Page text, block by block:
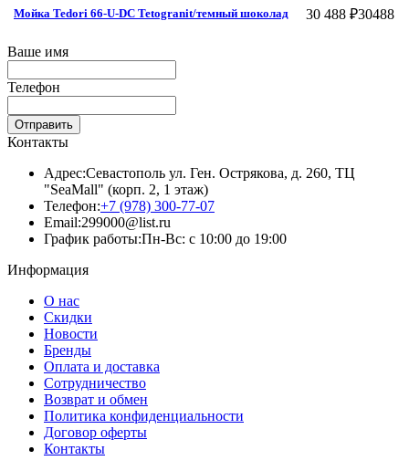
Мойка Tedori 66-U-DC Tetogranit/темный шоколад 30 488 ₽30488
Ваше имя
Телефон
Отправить
Контакты
Адрес:Севастополь ул. Ген. Острякова, д. 260, ТЦ
"SeaMall" (корп. 2, 1 этаж)
Телефон:+7 (978) 300-77-07
Email:299000@list.ru
График работы:Пн-Вс: с 10:00 до 19:00
Информация
О нас
Скидки
Новости
Бренды
Оплата и доставка
Сотрудничество
Возврат и обмен
Политика конфиденциальности
Договор оферты
Контакты